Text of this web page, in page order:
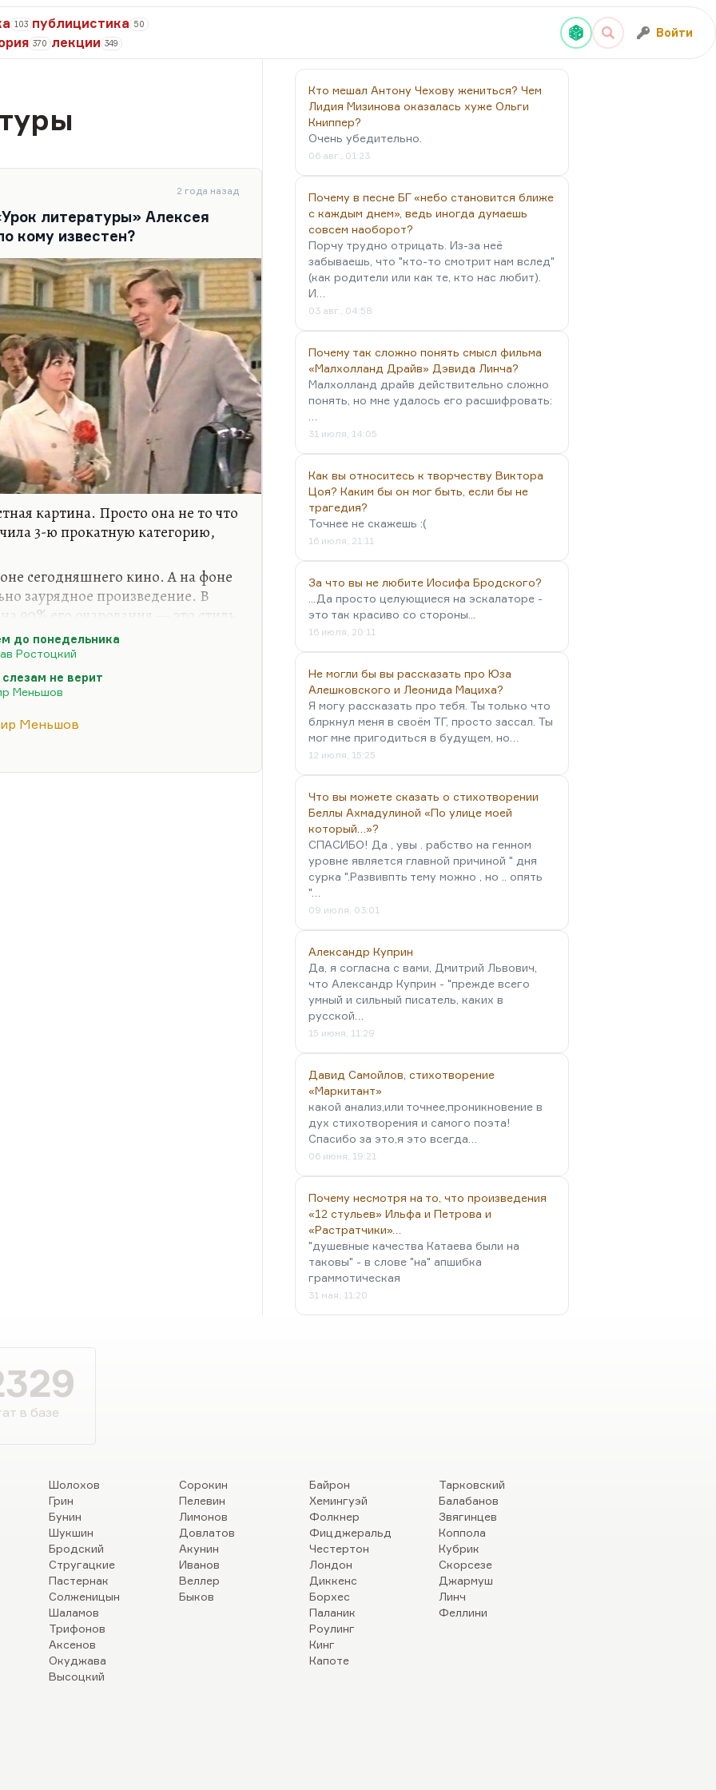
103 публицистика 50
370 лекции 349
Войти
2 года назад
литературы» Алексея
кому известен?
картина. Просто она не то что
3-ю прокатную категорию,
сегодняшнего кино. А на фоне
заурядное произведение. В
90% его очарования — это стиль
1969 годов (сравните это с
такие детские игры.
Дудя про «Ширли-мырли»
посылу, но сделан
чувствует больной нерв эпохи.
в том, что Владимир
массового кино,…
до понедельника
Ростоцкий
не верит
Меньшов
Меньшов
Кто мешал Антону Чехову жениться? Чем
Лидия Мизинова оказалась хуже Ольги
Книппер?
Очень убедительно.
06 авг., 01:23
Почему в песне БГ «небо становится ближе
с каждым днем», ведь иногда думаешь
совсем наоборот?
Порчу трудно отрицать. Из-за неё
забываешь, что "кто-то смотрит нам вслед"
(как родители или как те, кто нас любит).
И…
03 авг., 04:58
Почему так сложно понять смысл фильма
«Малхолланд Драйв» Дэвида Линча?
Малхолланд драйв действительно сложно
понять, но мне удалось его расшифровать:
31 июля, 14:05
Как вы относитесь к творчеству Виктора
Цоя? Каким бы он мог быть, если бы не
трагедия?
Точнее не скажешь :(
16 июля, 21:11
За что вы не любите Иосифа Бродского?
...Да просто целующиеся на эскалаторе -
это так красиво со стороны...
16 июля, 20:11
Не могли бы вы рассказать про Юза
Алешковского и Леонида Мациха?
Я могу рассказать про тебя. Ты только что
блркнул меня в своём ТГ, просто зассал. Ты
мог мне пригодиться в будущем, но…
12 июля, 15:25
Что вы можете сказать о стихотворении
Беллы Ахмадулиной «По улице моей
который…»?
СПАСИБО! Да , увы . рабство на генном
уровне является главной причиной " дня
сурка ".Развивпть тему можно , но .. опять
"…
09 июля, 03:01
Александр Куприн
Да, я согласна с вами, Дмитрий Львович,
что Александр Куприн - "прежде всего
умный и сильный писатель, каких в
русской…
15 июня, 11:29
Давид Самойлов, стихотворение
«Маркитант»
какой анализ,или точнее,проникновение в
дух стихотворения и самого поэта!
Спасибо за это,я это всегда…
06 июня, 19:21
Почему несмотря на то, что произведения
«12 стульев» Ильфа и Петрова и
«Растратчики»…
"душевные качества Катаева были на
таковы" - в слове "на" апшибка
граммотическая
31 мая, 11:20
в базе
Шолохов
Грин
Бунин
Шукшин
Бродский
Стругацкие
Пастернак
Солженицын
Шаламов
Трифонов
Аксенов
Окуджава
Высоцкий
Сорокин
Пелевин
Лимонов
Довлатов
Акунин
Иванов
Веллер
Быков
Байрон
Хемингуэй
Фолкнер
Фицджеральд
Честертон
Лондон
Диккенс
Борхес
Паланик
Роулинг
Кинг
Капоте
Тарковский
Балабанов
Звягинцев
Коппола
Кубрик
Скорсезе
Джармуш
Линч
Феллини